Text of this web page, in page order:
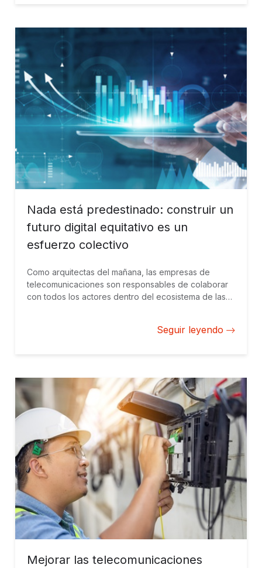
Nada está predestinado: construir un
futuro digital equitativo es un
esfuerzo colectivo
Como arquitectas del mañana, las empresas de
telecomunicaciones son responsables de colaborar
con todos los actores dentro del ecosistema de las
Seguir leyendo
Mejorar las telecomunicaciones